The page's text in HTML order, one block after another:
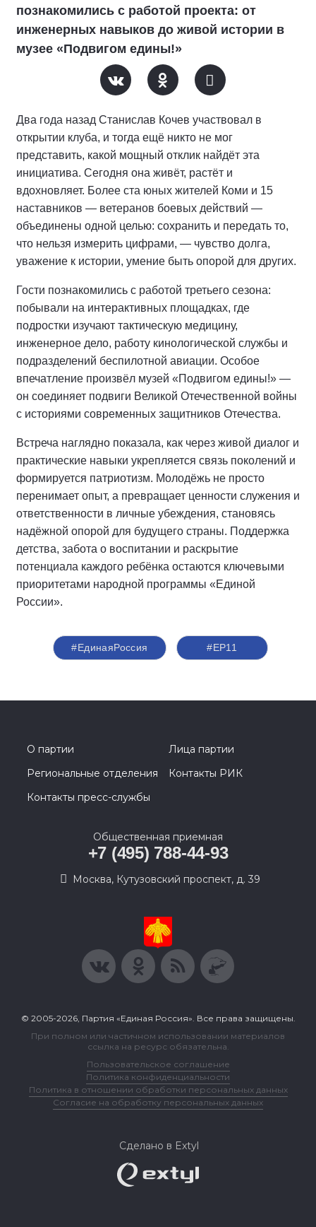
познакомились с работой проекта: от
инженерных навыков до живой истории в
музее «Подвигом едины!»
Два года назад Станислав Кочев участвовал в
открытии клуба, и тогда ещё никто не мог
представить, какой мощный отклик найдёт эта
инициатива. Сегодня она живёт, растёт и
вдохновляет. Более ста юных жителей Коми и 15
наставников — ветеранов боевых действий —
объединены одной целью: сохранить и передать то,
что нельзя измерить цифрами, — чувство долга,
уважение к истории, умение быть опорой для других.
Гости познакомились с работой третьего сезона:
побывали на интерактивных площадках, где
подростки изучают тактическую медицину,
инженерное дело, работу кинологической службы и
подразделений беспилотной авиации. Особое
впечатление произвёл музей «Подвигом едины!» —
он соединяет подвиги Великой Отечественной войны
с историями современных защитников Отечества.
Встреча наглядно показала, как через живой диалог и
практические навыки укрепляется связь поколений и
формируется патриотизм. Молодёжь не просто
перенимает опыт, а превращает ценности служения и
ответственности в личные убеждения, становясь
надёжной опорой для будущего страны. Поддержка
детства, забота о воспитании и раскрытие
потенциала каждого ребёнка остаются ключевыми
приоритетами народной программы «Единой
России».
#ЕдинаяРоссия #ЕР11
О партии
Лица партии
Региональные отделения
Контакты РИК
Контакты пресс-службы
Общественная приемная
+7 (495) 788-44-93
Москва, Кутузовский проспект, д. 39
© 2005-2026, Партия «Единая Россия». Все права защищены.
При полном или частичном использовании материалов
ссылка на ресурс обязательна.
Пользовательское соглашение
Политика конфиденциальности
Политика в отношении обработки персональных данных
Согласие на обработку персональных данных
Сделано в Extyl